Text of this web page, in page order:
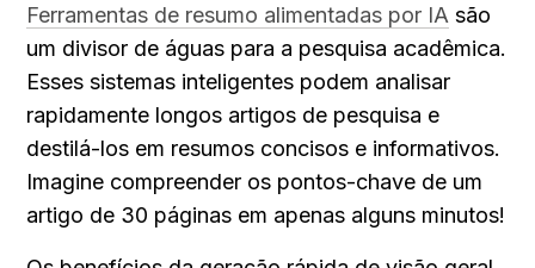
Ferramentas de resumo alimentadas por IA são
um divisor de águas para a pesquisa acadêmica.
Esses sistemas inteligentes podem analisar
rapidamente longos artigos de pesquisa e
destilá-los em resumos concisos e informativos.
Imagine compreender os pontos-chave de um
artigo de 30 páginas em apenas alguns minutos!